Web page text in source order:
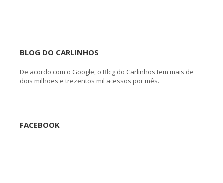
BLOG DO CARLINHOS
De acordo com o Google, o Blog do Carlinhos tem mais de
dois milhões e trezentos mil acessos por mês.
FACEBOOK